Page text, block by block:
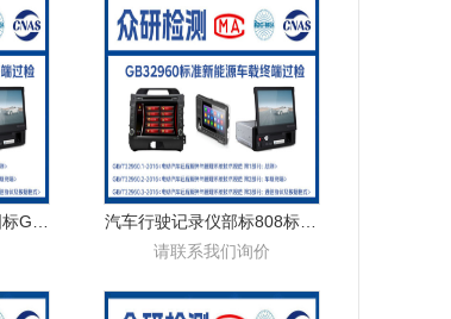
汽车行驶记录仪部标808标准办理流程
请联系我们询价